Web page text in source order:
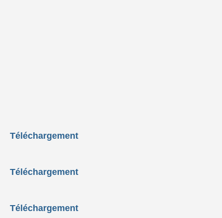
Téléchargement
Téléchargement
Téléchargement